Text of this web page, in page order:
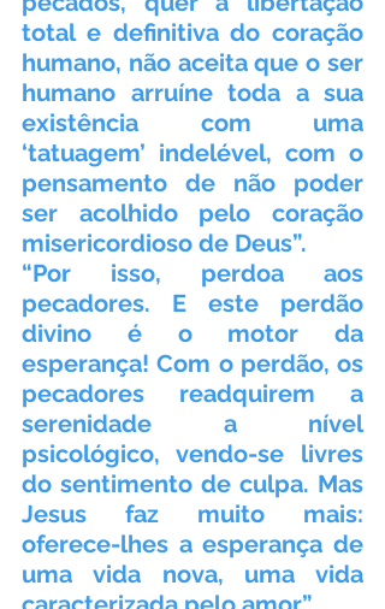
total e definitiva do coração
humano, não aceita que o ser
humano arruíne toda a sua
existência com uma
‘tatuagem’ indelével, com o
pensamento de não poder
ser acolhido pelo coração
misericordioso de Deus”.
“Por isso, perdoa aos
pecadores. E este perdão
divino é o motor da
esperança! Com o perdão, os
pecadores readquirem a
serenidade a nível
psicológico, vendo-se livres
do sentimento de culpa. Mas
Jesus faz muito mais:
oferece-lhes a esperança de
uma vida nova, uma vida